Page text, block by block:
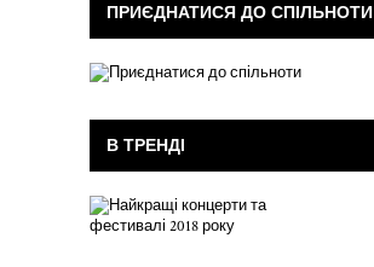
ПРИЄДНАТИСЯ ДО СПІЛЬНОТИ
В ТРЕНДІ